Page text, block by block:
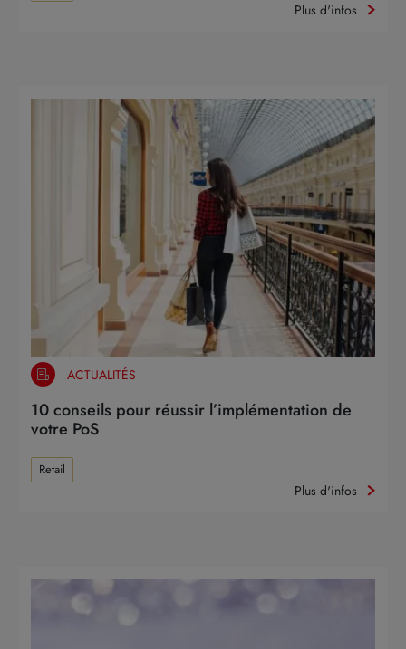
Plus d'infos
ACTUALITÉS
10 conseils pour réussir l’implémentation de
votre PoS
Retail
Plus d'infos